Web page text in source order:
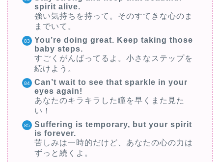
spirit alive.
強い気持ちを持って。そのすてきな心のま
までいて。
You’re doing great. Keep taking those
baby steps.
すごくがんばってるよ。小さなステップを
続けよう。
Can’t wait to see that sparkle in your
eyes again!
あなたのキラキラした瞳を早くまた見た
い！
Suffering is temporary, but your spirit
is forever.
苦しみは一時的だけど、あなたの心の力は
ずっと続くよ。